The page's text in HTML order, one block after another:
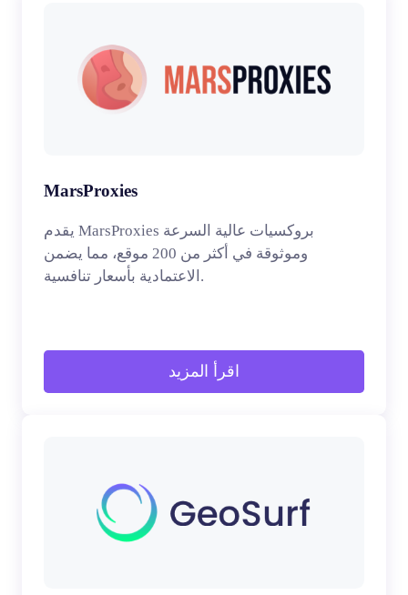
MarsProxies
يقدم MarsProxies بروكسيات عالية السرعة
وموثوقة في أكثر من 200 موقع، مما يضمن
الاعتمادية بأسعار تنافسية.
اقرأ المزيد